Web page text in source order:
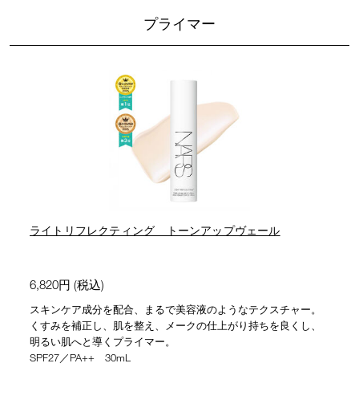
プライマー
ライトリフレクティング トーンアップヴェール
6,820円 (税込)
スキンケア成分を配合、まるで美容液のようなテクスチャー。
くすみを補正し、肌を整え、メークの仕上がり持ちを良くし、
明るい肌へと導くプライマー。
SPF27／PA++ 30mL